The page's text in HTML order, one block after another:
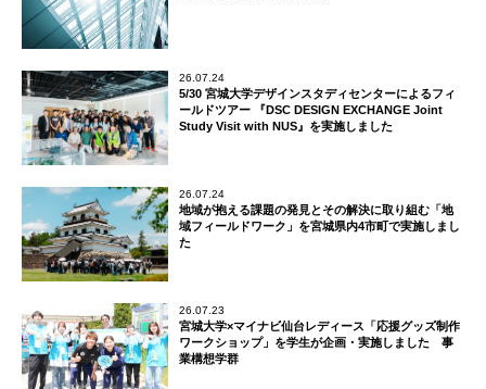
26.07.24
5/30 宮城大学デザインスタディセンターによるフィ
ールドツアー 『DSC DESIGN EXCHANGE Joint
Study Visit with NUS』を実施しました
26.07.24
地域が抱える課題の発見とその解決に取り組む「地
域フィールドワーク」を宮城県内4市町で実施しまし
た
26.07.23
宮城大学×マイナビ仙台レディース「応援グッズ制作
ワークショップ」を学生が企画・実施しました 事
業構想学群